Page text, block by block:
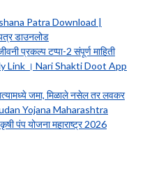
Patra Download |
डाउनलोड
प्रकल्प टप्पा-2 संपूर्ण माहिती
Link । Nari Shakti Doot App
जमा, मिळाले नसेल तर लवकर
Yojana Maharashtra
पंप योजना महाराष्ट्र 2026